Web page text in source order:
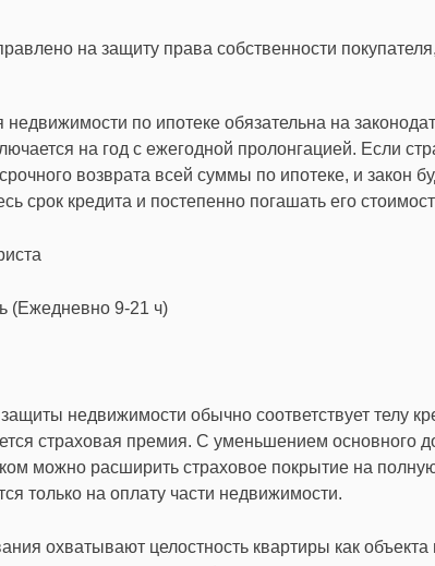
на защиту права собственности
недвижимости по ипотеке обязательна на
на год с ежегодной пролонгацией. Если
возврата всей суммы по ипотеке, и закон
срок кредита и постепенно погашать его
(Ежедневно 9-21 ч)
недвижимости обычно соответствует телу
страховая премия. С уменьшением основного
можно расширить страховое покрытие на
только на оплату части недвижимости.
охватывают целостность квартиры как